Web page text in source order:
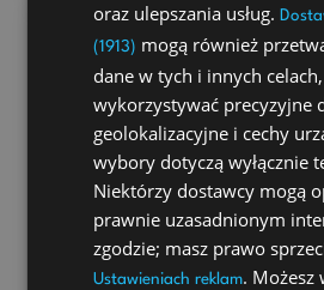
Dostępne
W Husarii wierzymy, że
spędzona przy stole
wyjątkowa, a smakowite
dostępne dla każdego!
Dlatego przygotowaliśmy
klientów niezwykle
rabatową.
oraz ulepszania usług.
(1913) mogą również
dane w tych i innych
wykorzystywać precyzyjne
geolokalizacyjne i cechy
wybory dotyczą wyłącznie
Niektórzy dostawcy mogą
prawnie uzasadnionym
zgodzie; masz prawo
Ustawieniach reklam. Możesz